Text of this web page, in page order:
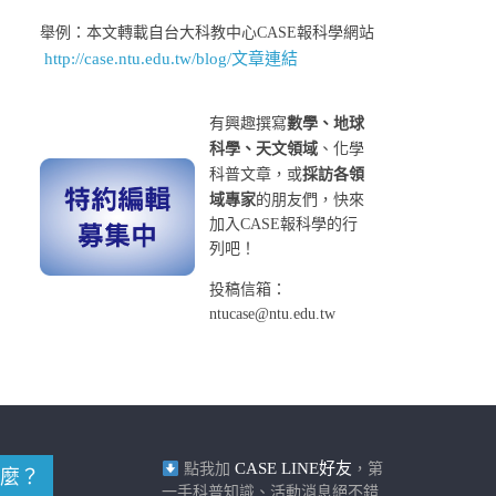
舉例：本文轉載自台大科教中心CASE報科學網站
http://case.ntu.edu.tw/blog/文章連結
有興趣撰寫數學、地球
科學、天文領域 、化學
科普文章，或採訪各領
域專家的朋友們，快來
加入CASE報科學的行
列吧！
投稿信箱：
ntucase@ntu.edu.tw
？ 點我加 CASE LINE好友 ，第
一手科普知識、活動消息絕不錯